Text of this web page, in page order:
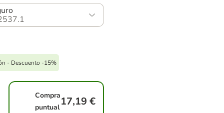
- Descuento -15%
Compra
puntual 17,19 €